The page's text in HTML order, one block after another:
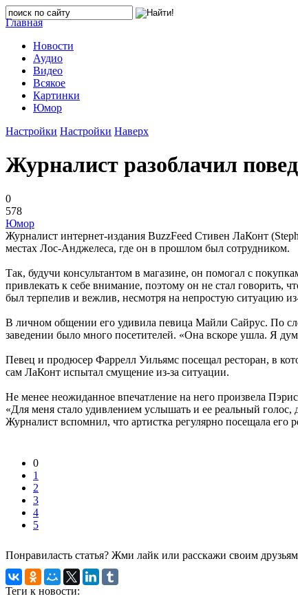
Главная
Новости
Аудио
Видео
Всякое
Картинки
Юмор
Настройки Настройки Наверх
Журналист разоблачил
0
578
Юмор
Журналист интернет-издания BuzzFeed Стивен ЛаКонт
местах Лос-Анджелеса, где он в прошлом был сотрудником.
Так, будучи консультантом в магазине, он помогал с
привлекать к себе внимание, поэтому он не стал говорить,
был терпелив и вежлив, несмотря на непростую ситуацию из-
В личном общении его удивила певица Майли Сайрус. По
заведении было много посетителей. «Она вскоре ушла. Я
Певец и продюсер Фаррелл Уильямс посещал ресторан, в
сам ЛаКонт испытал смущение из-за ситуации.
Не менее неожиданное впечатление на него произвела
«Для меня стало удивлением услышать и ее реальный
Журналист вспомнил, что артистка регулярно посещала
0
1
2
3
4
5
Понравиласть статья? Жми лайк или расскажи своим
Теги к новости: